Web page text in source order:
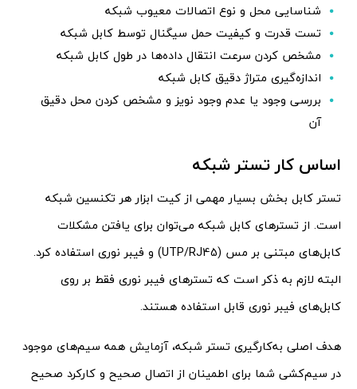
شناسایی محل و نوع اتصالات معیوب شبکه
تست قدرت و کیفیت حمل سیگنال توسط کابل شبکه
مشخص کردن سرعت انتقال داده‌ها در طول کابل شبکه
اندازه‌گیری متراژ دقیق کابل شبکه
بررسی وجود یا عدم وجود نویز و مشخص کردن محل دقیق
آن
اساس کار تستر شبکه
تستر کابل بخش بسیار مهمی از کیت ابزار هر تکنسین شبکه
است. از تسترهای کابل شبکه می‌توان برای یافتن مشکلات
کابل‌های مبتنی بر مس (UTP/RJ45) و فیبر نوری استفاده کرد.
البته لازم به ذکر است که تستر‌های فیبر نوری فقط بر روی
کابل‌های فیبر نوری قابل استفاده هستند.
هدف اصلی به‌کارگیری تستر شبکه، آزمایش همه سیم‌های موجود
در سیم‌کشی شما برای اطمینان از اتصال صحیح و کارکرد صحیح